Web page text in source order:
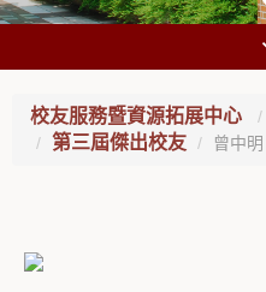
校友服務暨資源拓展中心
第三屆傑出校友
曾中明